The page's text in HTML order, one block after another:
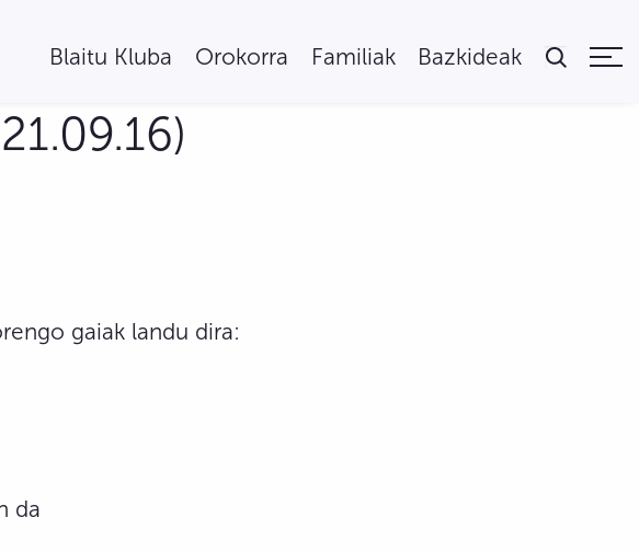
Blaitu Kluba Orokorra Familiak Bazkideak
gaiak landu dira:
da